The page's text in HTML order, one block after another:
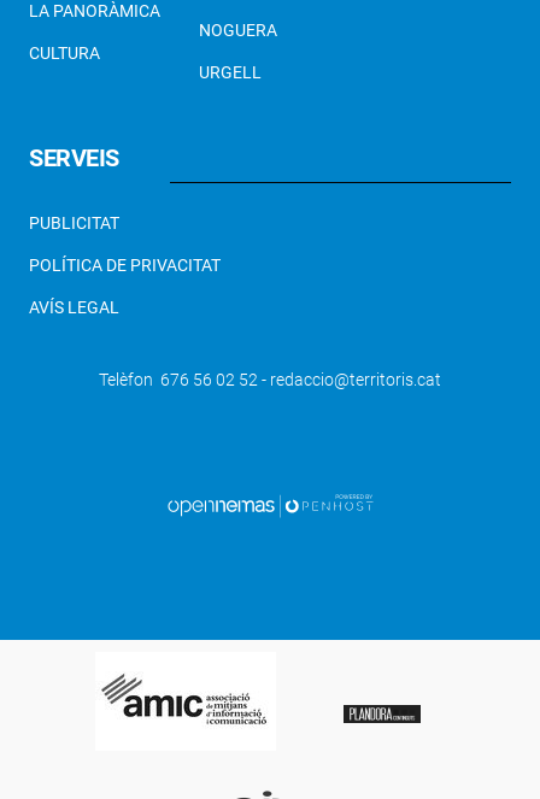
LA PANORÀMICA
CULTURA
NOGUERA
URGELL
SERVEIS
PUBLICITAT
POLÍTICA DE PRIVACITAT
AVÍS LEGAL
Telèfon 676 56 02 52 - redaccio@territoris.cat